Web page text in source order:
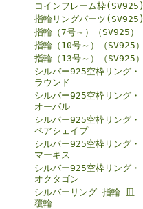
コインフレーム枠(SV925)
指輪リングパーツ(SV925)
指輪（7号～）（SV925）
指輪（10号～）（SV925）
指輪（13号～）（SV925）
シルバー925空枠リング・
ラウンド
シルバー925空枠リング・
オーバル
シルバー925空枠リング・
ペアシェイプ
シルバー925空枠リング・
マーキス
シルバー925空枠リング・
オクタゴン
シルバーリング 指輪 皿
覆輪